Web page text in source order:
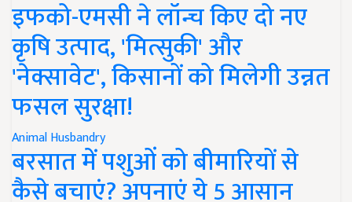
इफको-एमसी ने लॉन्च किए दो नए
कृषि उत्पाद, 'मित्सुकी' और
'नेक्सावेट', किसानों को मिलेगी उन्नत
फसल सुरक्षा!
Animal Husbandry
बरसात में पशुओं को बीमारियों से
कैसे बचाएं? अपनाएं ये 5 आसान